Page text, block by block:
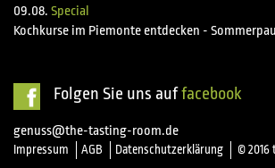
09.08. Special
Kochkurse im Piemonte entdecken -
Folgen Sie uns auffacebook
genuss@the-tasting-room.de
Impressum AGB Datenschutzerklärung © 2016